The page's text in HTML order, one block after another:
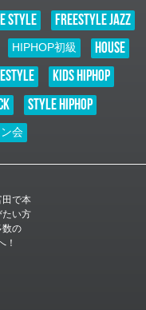
ル「KANNA」による、 キ
ート致します！ お申し込み
トプレゼント！ 本日（11…
れており、それぞれのクラ
きました！ どの作品も甲乙
STYLE
FREESTYLE JAZZ
HIPHOP初級
HOUSE
KIDS HIPHOP
STYLE HIPHOP
会
田で本
たい方
数の
！